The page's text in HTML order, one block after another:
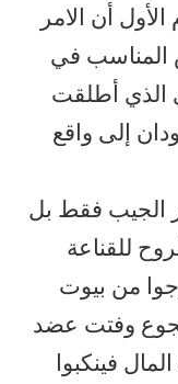
أن الامر
المناسب في
الذي أطلقت
إلى واقع
الجيب فقط بل
للقناعة
من بيوت
وفتت عضد
فينكبوا